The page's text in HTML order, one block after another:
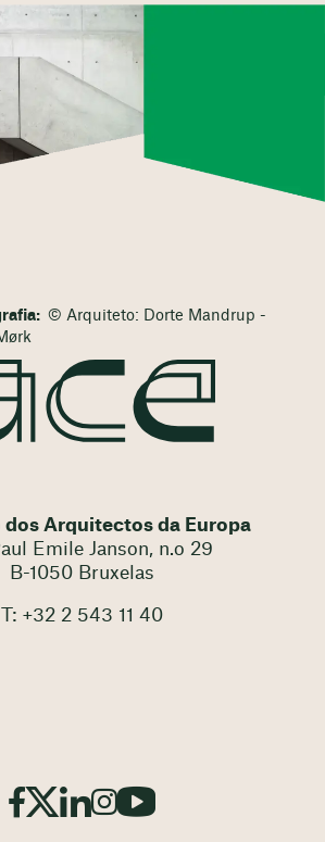
© Arquiteto: Dorte Mandrup -
dos Arquitectos da Europa
Emile Janson, n.o 29
B-1050 Bruxelas
T: +32 2 543 11 40